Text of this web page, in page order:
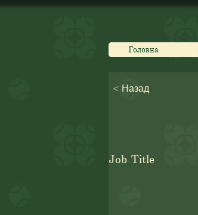
Головна
< Назад
Job Title